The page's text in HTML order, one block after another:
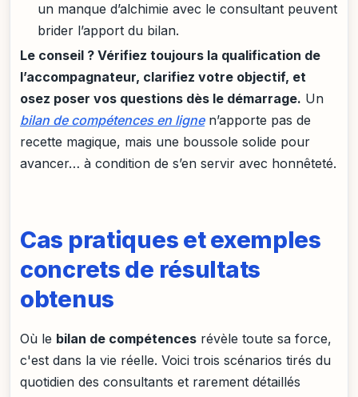
un manque d’alchimie avec le consultant peuvent
brider l’apport du bilan.
Le conseil ? Vérifiez toujours la qualification de
l’accompagnateur, clarifiez votre objectif, et
osez poser vos questions dès le démarrage. Un
bilan de compétences en lignen’apporte pas de
recette magique, mais une boussole solide pour
avancer… à condition de s’en servir avec honnêteté.
Cas pratiques et exemples
concrets de résultats
obtenus
Où le bilan de compétences révèle toute sa force,
c'est dans la vie réelle. Voici trois scénarios tirés du
quotidien des consultants et rarement détaillés